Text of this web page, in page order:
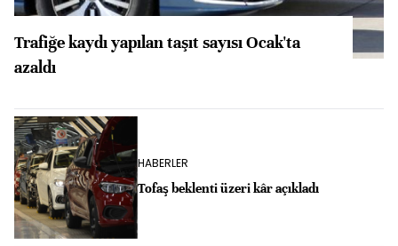
Trafiğe kaydı yapılan taşıt sayısı Ocak'ta
azaldı
HABERLER
Tofaş beklenti üzeri kâr açıkladı